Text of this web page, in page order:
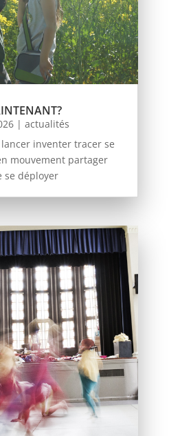
|actualités
inventer tracer se
mouvement partager
se déployer